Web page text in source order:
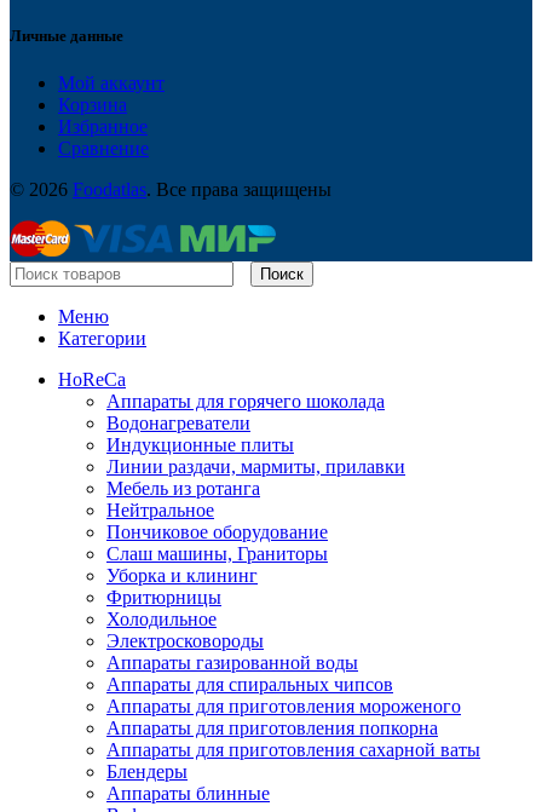
Личные данные
Мой аккаунт
Корзина
Избранное
Сравнение
© 2026 Foodatlas. Все права защищены
Поиск
Меню
Категории
HoReCa
Аппараты для горячего шоколада
Водонагреватели
Индукционные плиты
Линии раздачи, мармиты, прилавки
Мебель из ротанга
Нейтральное
Пончиковое оборудование
Слаш машины, Граниторы
Уборка и клининг
Фритюрницы
Холодильное
Электросковороды
Аппараты газированной воды
Аппараты для спиральных чипсов
Аппараты для приготовления мороженого
Аппараты для приготовления попкорна
Аппараты для приготовления сахарной ваты
Блендеры
Аппараты блинные